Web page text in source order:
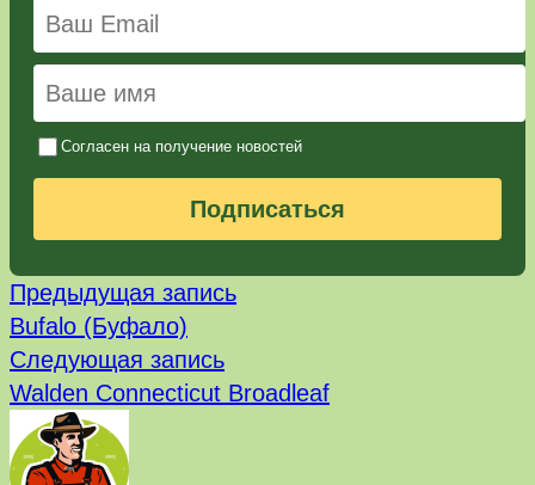
Согласен на получение новостей
Подписаться
Навигация
по
записям
Предыдущая записьПредыдущая
Bufalo (Буфало)
Следующая записьСледующая
запись:
Walden Connecticut Broadleaf